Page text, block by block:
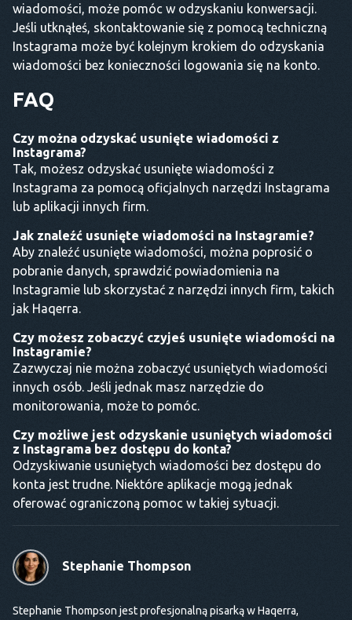
wiadomości, może pomóc w odzyskaniu konwersacji.
Jeśli utknąłeś, skontaktowanie się z pomocą techniczną
Instagrama może być kolejnym krokiem do odzyskania
wiadomości bez konieczności logowania się na konto.
FAQ
Czy można odzyskać usunięte wiadomości z
Instagrama?
Tak, możesz odzyskać usunięte wiadomości z
Instagrama za pomocą oficjalnych narzędzi Instagrama
lub aplikacji innych firm.
Jak znaleźć usunięte wiadomości na Instagramie?
Aby znaleźć usunięte wiadomości, można poprosić o
pobranie danych, sprawdzić powiadomienia na
Instagramie lub skorzystać z narzędzi innych firm, takich
jak Haqerra.
Czy możesz zobaczyć czyjeś usunięte wiadomości na
Instagramie?
Zazwyczaj nie można zobaczyć usuniętych wiadomości
innych osób. Jeśli jednak masz narzędzie do
monitorowania, może to pomóc.
Czy możliwe jest odzyskanie usuniętych wiadomości
z Instagrama bez dostępu do konta?
Odzyskiwanie usuniętych wiadomości bez dostępu do
konta jest trudne. Niektóre aplikacje mogą jednak
oferować ograniczoną pomoc w takiej sytuacji.
Stephanie Thompson
Stephanie Thompson jest profesjonalną pisarką w Haqerra,